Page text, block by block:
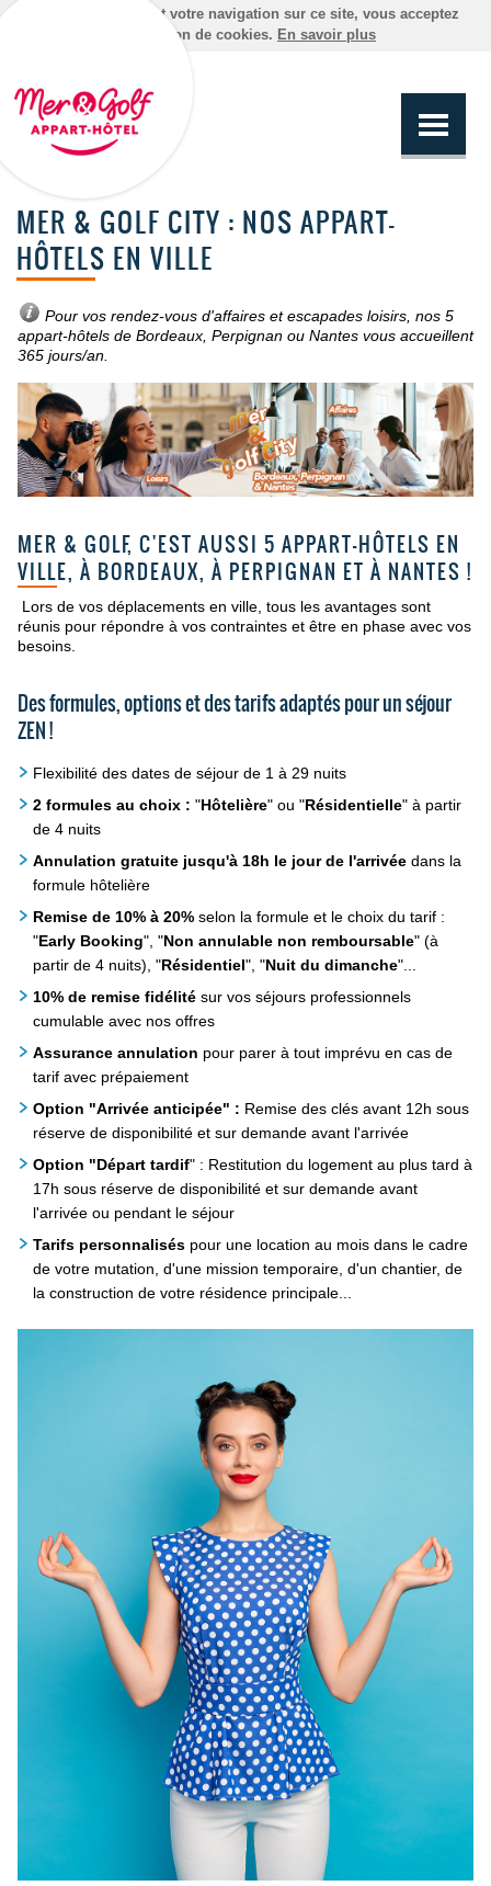
En poursuivant votre navigation sur ce site, vous acceptez
l'utilisation de cookies. En savoir plus
MER & GOLF CITY : NOS APPART-
HÔTELS EN VILLE
Pour vos rendez-vous d'affaires et escapades loisirs, nos 5
appart-hôtels de Bordeaux, Perpignan ou Nantes vous accueillent
365 jours/an.
MER & GOLF, C'EST AUSSI 5 APPART-HÔTELS EN
VILLE, À BORDEAUX, À PERPIGNAN ET À NANTES !
Lors de vos déplacements en ville, tous les avantages sont
réunis pour répondre à vos contraintes et être en phase avec vos
besoins.
Des formules, options et des tarifs adaptés pour un séjour
ZEN !
Flexibilité des dates de séjour de 1 à 29 nuits
2 formules au choix : "Hôtelière" ou "Résidentielle" à partir
de 4 nuits
Annulation gratuite jusqu'à 18h le jour de l'arrivée dans la
formule hôtelière
Remise de 10% à 20% selon la formule et le choix du tarif :
"Early Booking", "Non annulable non remboursable" (à
partir de 4 nuits), "Résidentiel", "Nuit du dimanche"...
10% de remise fidélité sur vos séjours professionnels
cumulable avec nos offres
Assurance annulation pour parer à tout imprévu en cas de
tarif avec prépaiement
Option "Arrivée anticipée" : Remise des clés avant 12h sous
réserve de disponibilité et sur demande avant l'arrivée
Option "Départ tardif" : Restitution du logement au plus tard à
17h sous réserve de disponibilité et sur demande avant
l'arrivée ou pendant le séjour
Tarifs personnalisés pour une location au mois dans le cadre
de votre mutation, d'une mission temporaire, d'un chantier, de
la construction de votre résidence principale...